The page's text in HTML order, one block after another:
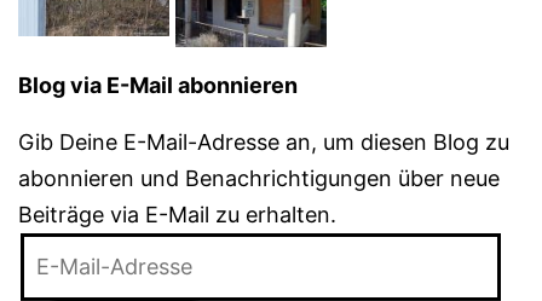
Blog via E-Mail abonnieren
Gib Deine E-Mail-Adresse an, um diesen Blog zu
abonnieren und Benachrichtigungen über neue
Beiträge via E-Mail zu erhalten.